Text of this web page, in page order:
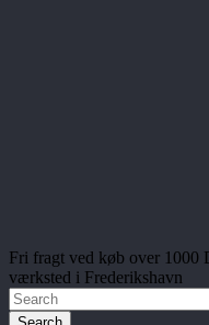
Fri fragt ved køb over 1000
værksted i Frederikshavn